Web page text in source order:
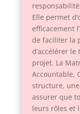
Elle permet
efficacement
de faciliter la
d’accélérer
projet. La
Accountable,
structure,
assurer que
leurs rôles et